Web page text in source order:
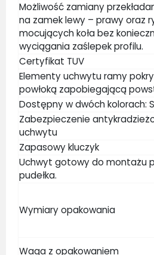
Możliwość zamiany
na zamek lewy – prawy oraz
mocujących koła bez
wyciągania zaślepek profilu.
Certyfikat TUV
Elementy uchwytu ramy
powłoką zapobiegającą
Dostępny w dwóch kolorach:
Zabezpieczenie
uchwytu
Zapasowy kluczyk
Uchwyt gotowy do montażu
pudełka.
Wymiary opakowania
Waga z opakowaniem